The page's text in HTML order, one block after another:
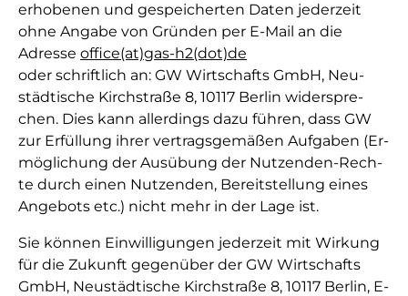
er­ho­be­nen und ge­spei­cher­ten Da­ten je­de­rzeit
ohne An­ga­be von Grün­den per E-Mail an die
Adres­se office(at)gas-h2(dot)de
oder schrift­lich an: GW Wirtschafts GmbH, Neu­
städ­ti­sche Kirch­stra­ße 8, 10117 Berlin wi­der­spre­
chen. Dies kann al­ler­dings da­zu füh­ren, dass GW
zur Er­fül­lung ihrer ver­trags­ge­mä­ßen Auf­ga­ben (Er­
mög­li­chung der Aus­übung der Nutzenden-Rech­
te durch einen Nut­zenden, Be­reit­stel­lung ei­nes
An­ge­bots etc.) nicht mehr in der La­ge ist.
Sie kön­nen Ein­wil­li­gun­gen je­der­zeit mit Wir­kung
für die Zu­kunft ge­gen­über der GW Wirtschafts
GmbH, Neu­städ­ti­sche Kirch­stra­ße 8, 10117 Berlin, E-